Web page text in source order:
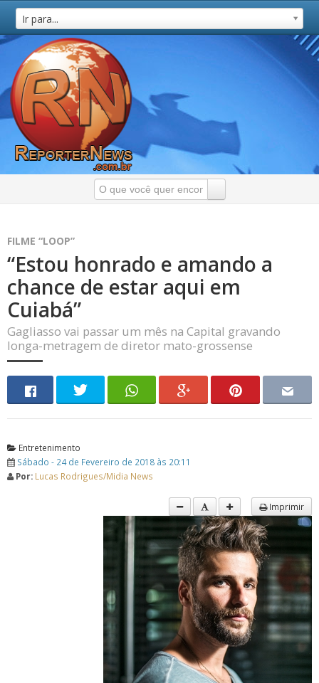
Ir para...
FILME “LOOP”
“Estou honrado e amando a
chance de estar aqui em
Cuiabá”
Gagliasso vai passar um mês na Capital gravando
longa-metragem de diretor mato-grossense
Entretenimento
Sábado - 24 de Fevereiro de 2018 às 20:11
Por: Lucas Rodrigues/Midia News
Imprimir